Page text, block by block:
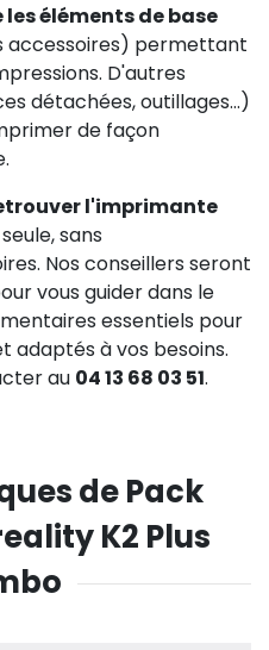
€HT
éléments de base
accessoires) permettant
D'autres
détachées, outillages...)
de façon
l'imprimante
seule, sans
Nos conseillers seront
vous guider dans le
essentiels pour
adaptés à vos besoins.
au 04 13 68 03 51.
de Pack
K2 Plus